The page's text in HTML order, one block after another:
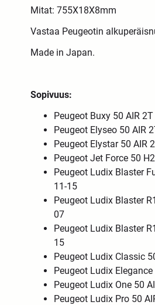
Mitat: 755X18X8mm
Vastaa Peugeotin
Made in Japan.
Sopivuus:
Peugeot Buxy 50 AIR
Peugeot Elyseo 50 AIR
Peugeot Elystar 50 AIR
Peugeot Jet Force 50
Peugeot Ludix Blaster
11-15
Peugeot Ludix Blaster
07
Peugeot Ludix Blaster
15
Peugeot Ludix Classic
Peugeot Ludix
Peugeot Ludix One 50
Peugeot Ludix Pro 50